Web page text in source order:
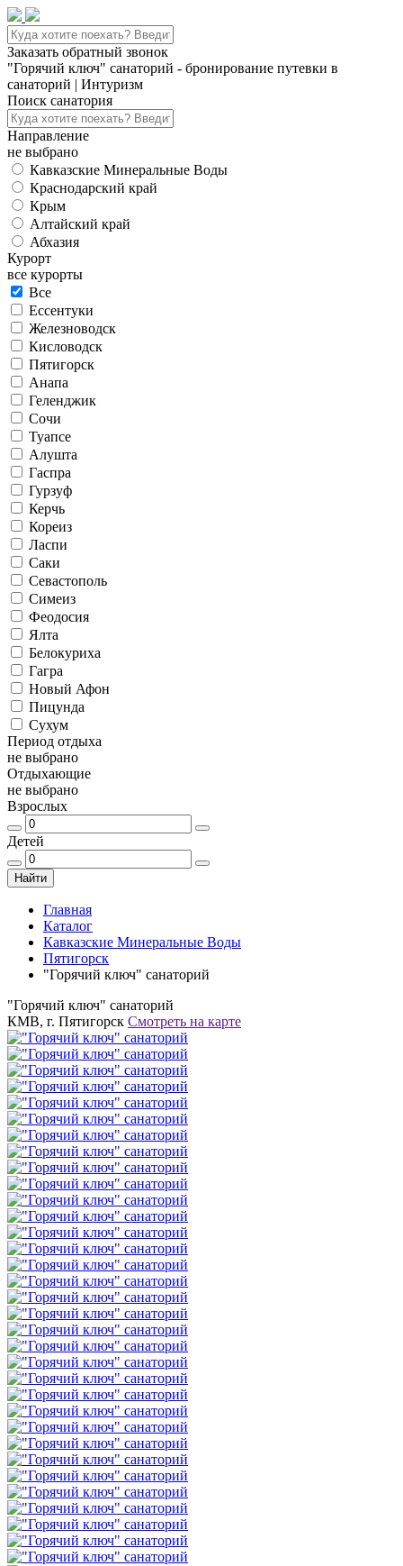
Заказать обратный звонок
"Горячий ключ" санаторий - бронирование путевки в
санаторий | Интуризм
Поиск санатория
Направление
не выбрано
Кавказские Минеральные Воды
Краснодарский край
Крым
Алтайский край
Абхазия
Курорт
все курорты
Все
Ессентуки
Железноводск
Кисловодск
Пятигорск
Анапа
Геленджик
Сочи
Туапсе
Алушта
Гаспра
Гурзуф
Керчь
Кореиз
Ласпи
Саки
Севастополь
Симеиз
Феодосия
Ялта
Белокуриха
Гагра
Новый Афон
Пицунда
Сухум
Период отдыха
не выбрано
Отдыхающие
не выбрано
Взрослых
Детей
Найти
Главная
Каталог
Кавказские Минеральные Воды
Пятигорск
"Горячий ключ" санаторий
"Горячий ключ" санаторий
КМВ, г. Пятигорск Смотреть на карте